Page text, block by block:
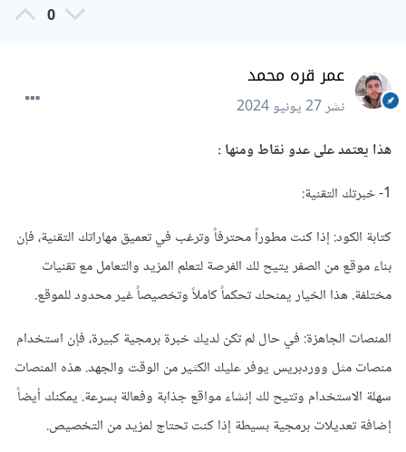
0
عمر قره محمد
نشر27 يونيو 2024
هذا يعتمد على عدو نقاط ومنها
1- خبرتك التقنية:
كتابة الكود: إذا كنت مطوراً محترفاً وترغب في تعميق مهاراتك التقنية، فإن
بناء موقع من الصفر يتيح لك الفرصة لتعلم المزيد والتعامل مع تقنيات
مختلفة. هذا الخيار يمنحك تحكماً كاملاً وتخصيصاً غير محدود للموقع.
المنصات الجاهزة: في حال لم تكن لديك خبرة برمجية كبيرة، فإن استخدام
منصات مثل ووردبريس يوفر عليك الكثير من الوقت والجهد. هذه المنصات
سهلة الاستخدام وتتيح لك إنشاء مواقع جذابة وفعالة بسرعة. يمكنك أيضاً
إضافة تعديلات برمجية بسيطة إذا كنت تحتاج لمزيد من التخصيص.